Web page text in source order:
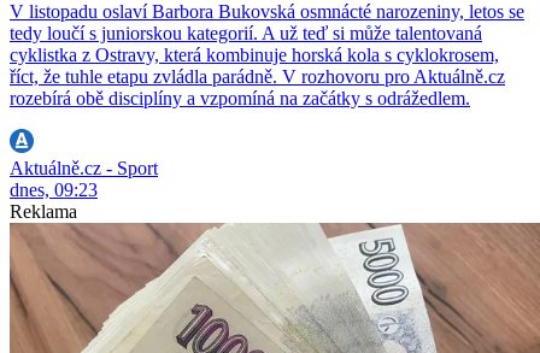
V listopadu oslaví Barbora Bukovská osmnácté narozeniny, letos se
tedy loučí s juniorskou kategorií. A už teď si může talentovaná
cyklistka z Ostravy, která kombinuje horská kola s cyklokrosem,
říct, že tuhle etapu zvládla parádně. V rozhovoru pro Aktuálně.cz
rozebírá obě disciplíny a vzpomíná na začátky s odrážedlem.
Aktuálně.cz - Sport
dnes, 09:23
Reklama